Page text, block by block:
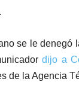
se le denegó
dijo a
de la Agencia